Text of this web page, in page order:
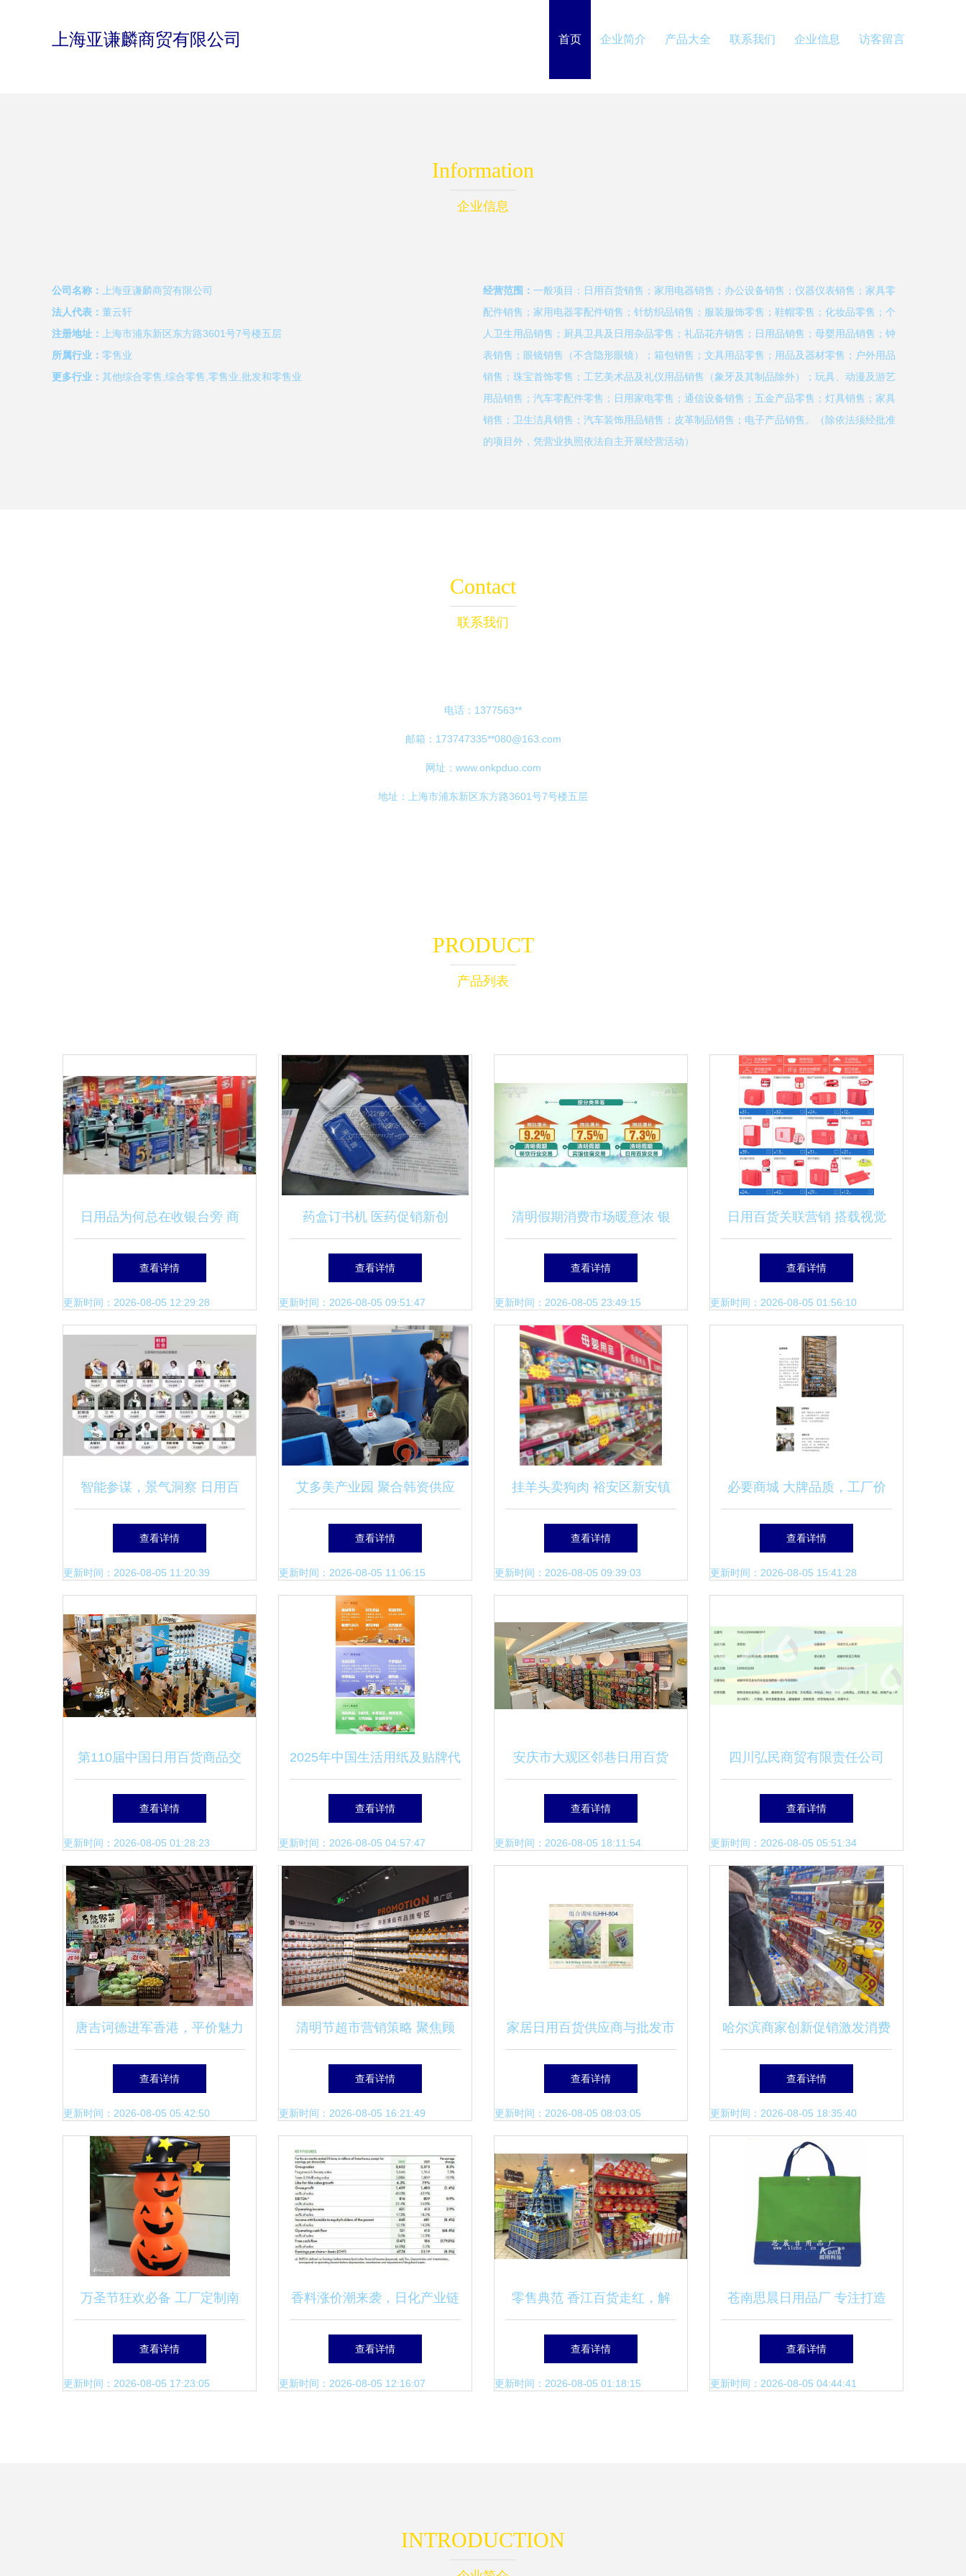
上海亚谦麟商贸有限公司 首页 企业简介 产品大全 联系我们 企业信息 访客留言
Information
企业信息
公司名称：
上海亚谦麟商贸有限公司
法人代表： 董云轩
注册地址：
上海市浦东新区东方路3601号7号楼五层
所属行业： 零售业
更多行业： 其他综合零售,综合零售,零售业,批发和零售业
经营范围： 一般项目：日用百货销售；家用电器销售；办公设备销售；仪器仪表销售；家具零
配件销售；家用电器零配件销售；针纺织品销售；服装服饰零售；鞋帽零售；化妆品零售；个
人卫生用品销售；厨具卫具及日用杂品零售；礼品花卉销售；日用品销售；母婴用品销售；钟
表销售；眼镜销售（不含隐形眼镜）；箱包销售；文具用品零售；用品及器材零售；户外用品
销售；珠宝首饰零售；工艺美术品及礼仪用品销售（象牙及其制品除外）；玩具、动漫及游艺
用品销售；汽车零配件零售；日用家电零售；通信设备销售；五金产品零售；灯具销售；家具
销售；卫生洁具销售；汽车装饰用品销售；皮革制品销售；电子产品销售。（除依法须经批准
的项目外，凭营业执照依法自主开展经营活动）
Contact
联系我们
电话：1377563**
邮箱：173747335**080@163.com
网址： www.onkpduo.com
地址：上海市浦东新区东方路3601号7号楼五层
PRODUCT
产品列表
日用品为何总在收银台旁 商
家的“布局之魂”
查看详情
更新时间：2026-08-05 12:29:28
药盒订书机 医药促销新创
意，实用与创意的完美结合
查看详情
更新时间：2026-08-05 09:51:47
清明假期消费市场暖意浓 银
联网络交易同比增长3.6%，
日用百货成增长亮点
查看详情
更新时间：2026-08-05 23:49:15
日用百货关联营销 搭载视觉
素材的销售新引擎
查看详情
更新时间：2026-08-05 01:56:10
智能参谋，景气洞察 日用百
货销售的生意参谋升级展望
查看详情
更新时间：2026-08-05 11:20:39
艾多美产业园 聚合韩资供应
商，打造日用百货“中国总
部”新地标
查看详情
更新时间：2026-08-05 11:06:15
挂羊头卖狗肉 裕安区新安镇
百信大药房竟成日用百货销售
点
查看详情
更新时间：2026-08-05 09:39:03
必要商城 大牌品质，工厂价
格，重塑日用百货新生态
查看详情
更新时间：2026-08-05 15:41:28
第110届中国日用百货商品交
易会 探索日用百货销售新趋
势
查看详情
更新时间：2026-08-05 01:28:23
2025年中国生活用纸及贴牌代
加工展 自有品牌与日用百货
销售的革新机遇
查看详情
更新时间：2026-08-05 04:57:47
安庆市大观区邻巷日用百货
小巷深处的生活智慧
查看详情
更新时间：2026-08-05 18:11:54
四川弘民商贸有限责任公司
深耕日用百货销售，赋能美好
生活
查看详情
更新时间：2026-08-05 05:51:34
唐吉诃德进军香港，平价魅力
能否征服内地游客？
查看详情
更新时间：2026-08-05 05:42:50
清明节超市营销策略 聚焦顾
客需求，优化商品组合，提升
水果与日用百货销售
查看详情
更新时间：2026-08-05 16:21:49
家居日用百货供应商与批发市
场采购指南 高效销售策略
查看详情
更新时间：2026-08-05 08:03:05
哈尔滨商家创新促销激发消费
活力，日用百货销售迎热潮
查看详情
更新时间：2026-08-05 18:35:40
万圣节狂欢必备 工厂定制南
瓜不倒翁充气摆件，点亮节日
氛围
查看详情
更新时间：2026-08-05 17:23:05
香料涨价潮来袭，日化产业链
面临新一轮压力测试
查看详情
更新时间：2026-08-05 12:16:07
零售典范 香江百货走红，解
码其商品陈列的销售魔力
查看详情
更新时间：2026-08-05 01:18:15
苍南思晨日用品厂 专注打造
优质广告礼品，开启日用百货
热销新篇章
查看详情
更新时间：2026-08-05 04:44:41
INTRODUCTION